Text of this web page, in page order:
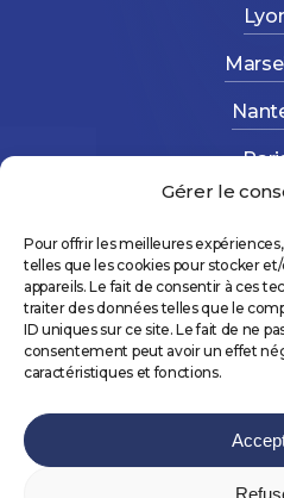
Gérer le
Pour offrir les meilleures
telles que les cookies pour stocker
appareils. Le fait de consentir à ces
traiter des données telles que le
ID uniques sur ce site. Le fait de ne
consentement peut avoir un effet
caractéristiques et fonctions.
©2026AltéForma –
PROD&